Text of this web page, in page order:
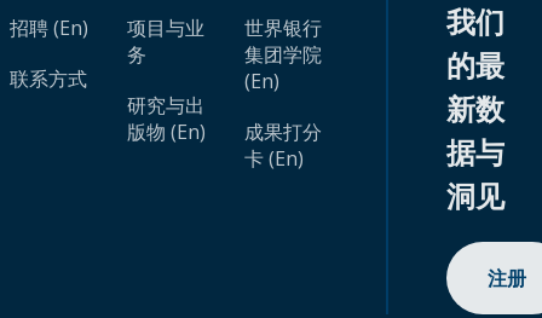
招聘 (En)
联系方式
项目与业
务
研究与出
版物 (En)
世界银行
集团学院
(En)
成果打分
卡 (En)
我们
的最
新数
据与
洞见
注册